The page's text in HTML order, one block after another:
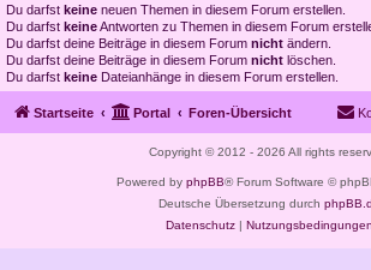
Du darfst keine neuen Themen in diesem Forum erstellen.
Du darfst keineAntworten zu Themen in diesem Forum
Du darfst deine Beiträge in diesem Forum nicht ändern.
Du darfst deine Beiträge in diesem Forum nicht löschen.
Du darfst keine Dateianhänge in diesem Forum erstellen.
Startseite Portal Foren-Übersicht
Copyright © 2012 - 2026 All rights
Powered by phpBB® Forum Software ©
Deutsche Übersetzung durch
Datenschutz| Nutzungsbedingungen